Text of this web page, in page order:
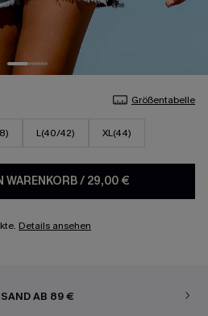
Größentabelle
L(40/42) XL(44)
WARENKORB/ 29,00 €
Details ansehen
AB 89 €